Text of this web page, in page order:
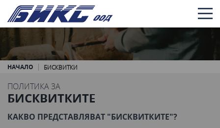
НАЧАЛО БИСКВИТКИ
ПОЛИТИКА ЗА
БИСКВИТКИТЕ
КАКВО ПРЕДСТАВЛЯВАТ "БИСКВИТКИТЕ"?